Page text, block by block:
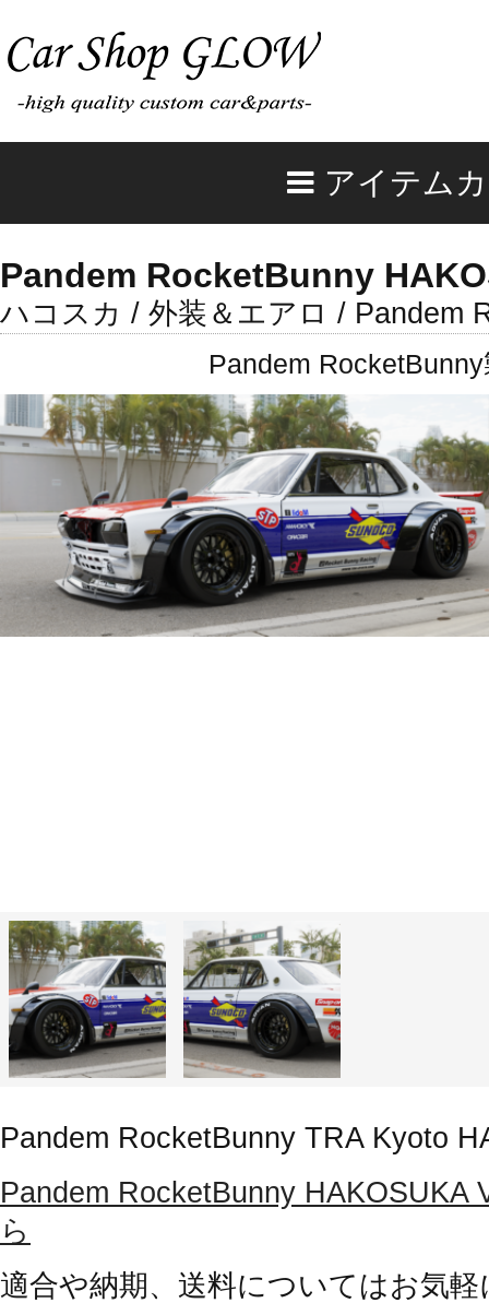
アイテム
Pandem RocketBunny
ハコスカ / 外装＆エアロ / Pandem
Pandem
Pandem RocketBunny TRA Kyoto
Pandem RocketBunny HAKOSUKA
ら
適合や納期、送料についてはお気